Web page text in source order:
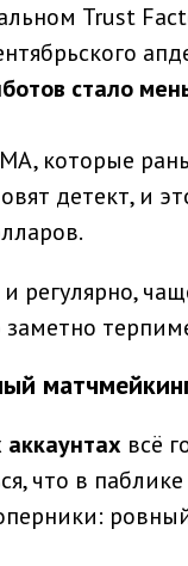
Trust
стало
которые
детект, и
регулярно,
аккаунтах всё
что в